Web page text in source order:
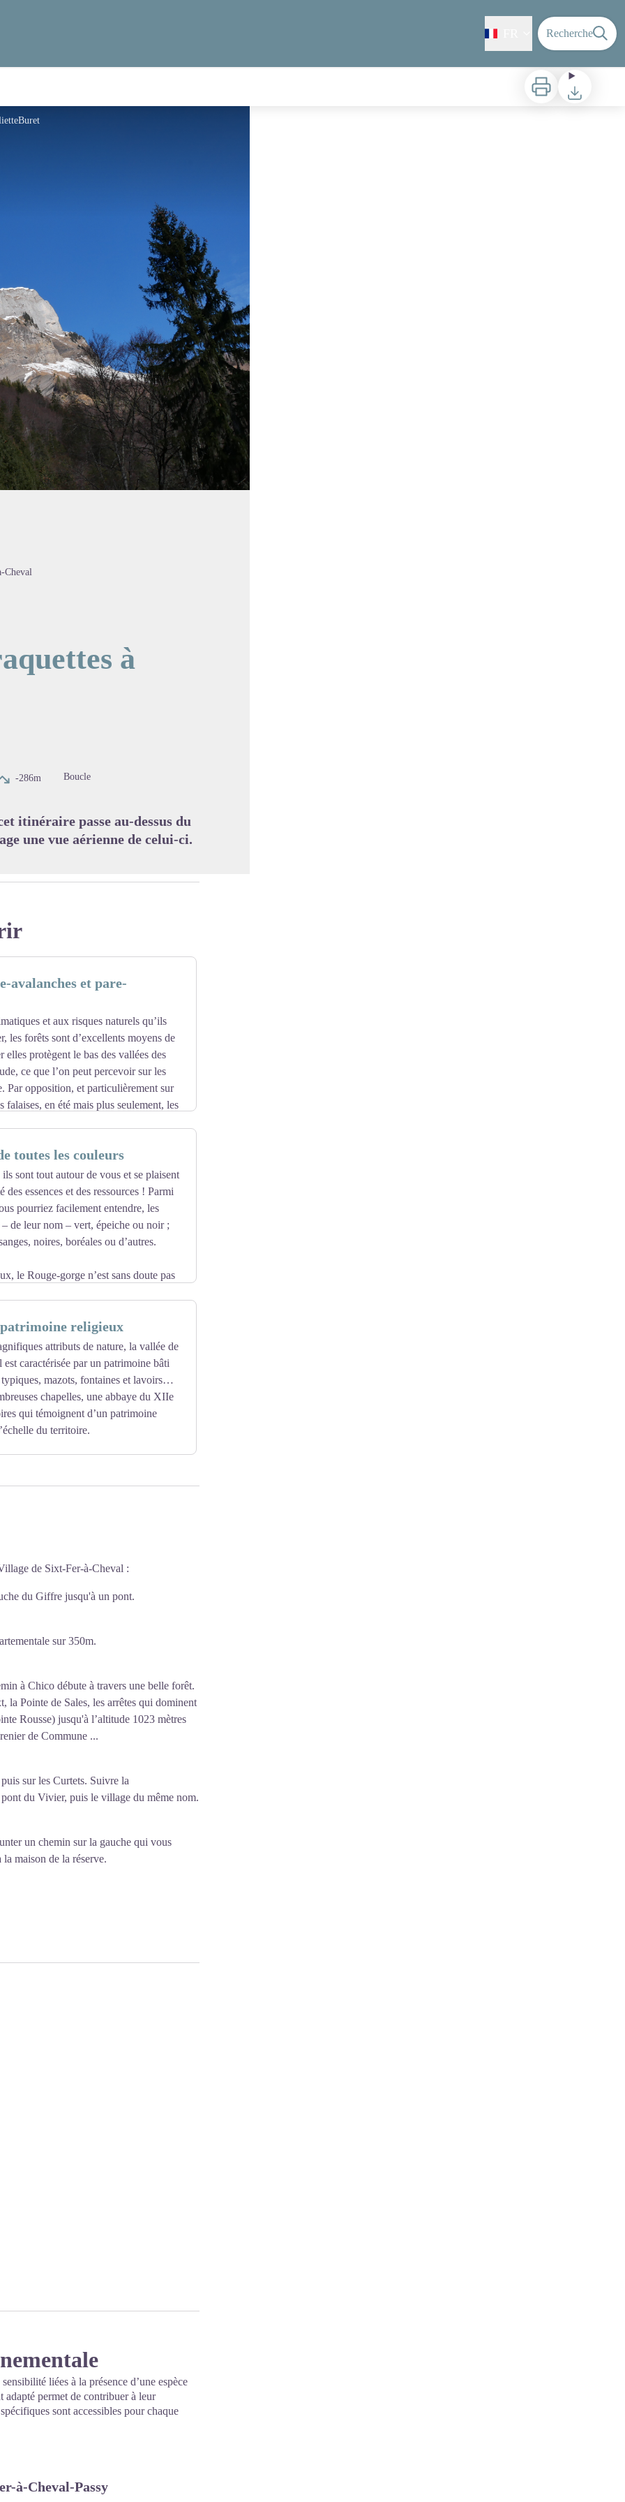
Recherche
Imprimer Télécharger
en plein écran
Cheval
à
-286m Boucle
itinéraire passe au-dessus du
une vue aérienne de celui-ci.
avalanches et pare-
et aux risques naturels qu’ils
les forêts sont d’excellents moyens de
elles protègent le bas des vallées des
ce que l’on peut percevoir sur les
Par opposition, et particulièrement sur
falaises, en été mais plus seulement, les
constituée à la fois de feuillus (hêtres,
lui permet une meilleure résilience,
toutes les couleurs
sont tout autour de vous et se plaisent
des essences et des ressources ! Parmi
pourriez facilement entendre, les
de leur nom – vert, épeiche ou noir ;
noires, boréales ou d’autres.
le Rouge-gorge n’est sans doute pas
et se distingue par son plumage
pas inaperçues. Ses spécialités ?
d’imitateur !
religieux
attributs de nature, la vallée de
caractérisée par un patrimoine bâti
typiques, mazots, fontaines et lavoirs…
chapelles, une abbaye du XIIe
qui témoignent d’un patrimoine
du territoire.
de Sixt-Fer-à-Cheval :
du Giffre jusqu'à un pont.
sur 350m.
à Chico débute à travers une belle forêt.
la Pointe de Sales, les arrêtes qui dominent
Rousse) jusqu'à l’altitude 1023 mètres
de Commune ...
sur les Curtets. Suivre la
du Vivier, puis le village du même nom.
un chemin sur la gauche qui vous
maison de la réserve.
liées à la présence d’une espèce
adapté permet de contribuer à leur
sont accessibles pour chaque
à-Cheval-Passy